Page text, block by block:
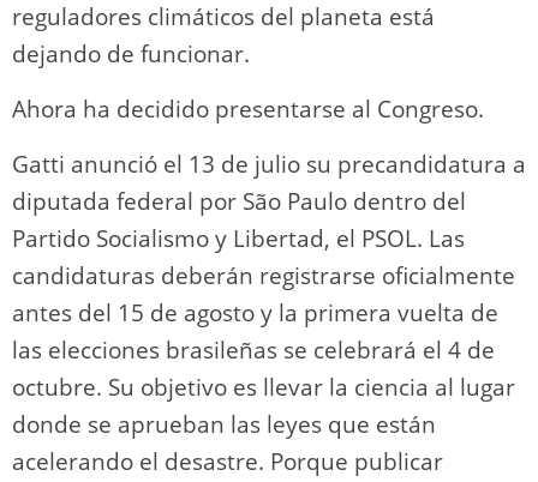
reguladores climáticos del planeta está
dejando de funcionar.
Ahora ha decidido presentarse al Congreso.
Gatti anunció el 13 de julio su precandidatura a
diputada federal por São Paulo dentro del
Partido Socialismo y Libertad, el PSOL. Las
candidaturas deberán registrarse oficialmente
antes del 15 de agosto y la primera vuelta de
las elecciones brasileñas se celebrará el 4 de
octubre. Su objetivo es llevar la ciencia al lugar
donde se aprueban las leyes que están
acelerando el desastre. Porque publicar